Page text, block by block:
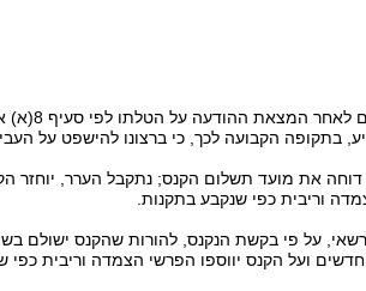
ערר כאמור בסעיף 11 אינה דוחה את מועד תשלום הקנס; נתקבל
וריבית כפי שנקבע בתקנות.
על פי בקשת הנקנס, להורות שהקנס ישולם
ועל הקנס יווספו הפרשי הצמדה וריבית כפי